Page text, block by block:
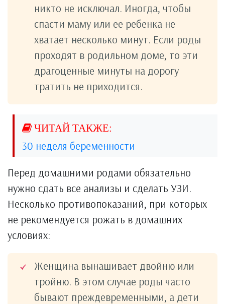
никто не исключал. Иногда, чтобы
спасти маму или ее ребенка не
хватает несколько минут. Если роды
проходят в родильном доме, то эти
драгоценные минуты на дорогу
тратить не приходится.
30 неделя беременности
Перед домашними родами обязательно
нужно сдать все анализы и сделать УЗИ.
Несколько противопоказаний, при которых
не рекомендуется рожать в домашних
условиях:
Женщина вынашивает двойню или
тройню. В этом случае роды часто
бывают преждевременными, а дети